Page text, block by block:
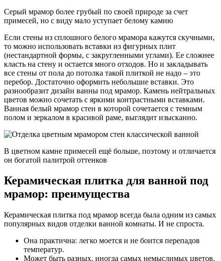
Серый мрамор более грубый по своей природе за счет
примесей, но с виду мало уступает белому камню
Если стены из сплошного белого мрамора кажутся скучными,
то можно использовать вставки из фигурных плит
(нестандартной формы, с закругленными углами). Ее сложнее
класть на стену и остается много отходов. Но и закладывать
все стены от пола до потолка такой плиткой не надо – это
перебор. Достаточно оформить небольшие вставки. Это
разнообразит дизайн ванны под мрамор. Камень нейтральных
цветов можно сочетать с яркими контрастными вставками.
Ванная белый мрамор стен в которой сочетается с темным
полом и зеркалом в красивой раме, выглядит изысканно.
В цветном камне примесей ещё больше, поэтому и отличается
он богатой палитрой оттенков
Керамическая плитка для ванной под
мрамор: преимущества
Керамическая плитка под мрамор всегда была одним из самых
популярных видов отделки ванной комнаты. И не спроста.
Она практична: легко моется и не боится перепадов
температур.
Может быть разных, иногда самых немыслимых цветов.